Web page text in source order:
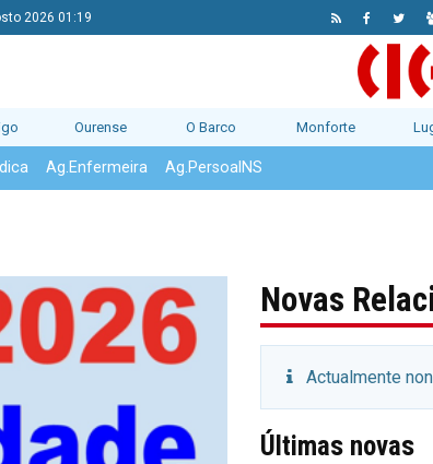
2026 01:19
Ourense O Barco Monforte
Ag.Enfermeira Ag.PersoalNS
Novas
Actualmente
Últimas novas